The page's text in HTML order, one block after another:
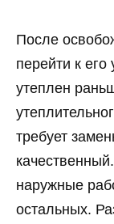
После
перейти к
утеплен
требует
наружные
остальных.